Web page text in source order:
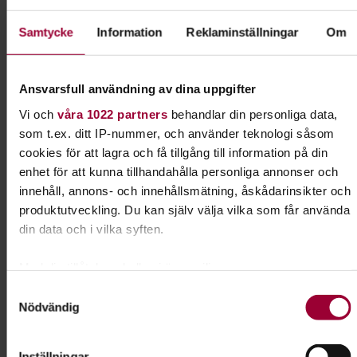
Samtycke Information Reklaminställningar Om
Ansvarsfull användning av dina uppgifter
Vi och våra 1022 partnersbehandlar din personliga data,
som t.ex. ditt IP-nummer, och använder teknologi såsom
cookies för att lagra och få tillgång till information på din
enhet för att kunna tillhandahålla personliga annonser och
innehåll, annons- och innehållsmätning, åskådarinsikter och
produktutveckling. Du kan själv välja vilka som får använda
din data och i vilka syften.
kan ha en noggrannhet på upp till flera meter
Nödvändig
Kontakt
Anna Edbom
Folkbildningsutvecklare Natur,
Djur & Miljö
Skicka e-post
Dela: Facebook LinkedIn E-mail